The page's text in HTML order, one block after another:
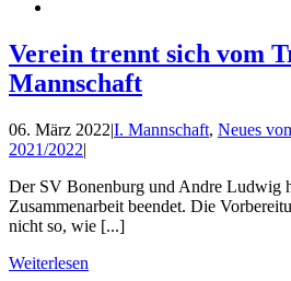
Verein trennt sich vom
Mannschaft
06. März 2022|I. Mannschaft, Neues
2021/2022|
Der SV Bonenburg und Andre Ludwig
Zusammenarbeit beendet. Die
nicht so, wie [...]
Weiterlesen